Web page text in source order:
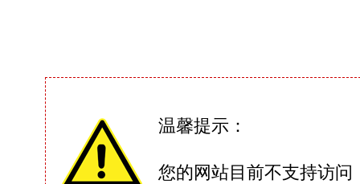
温馨提示：
您的网站目前不支持访